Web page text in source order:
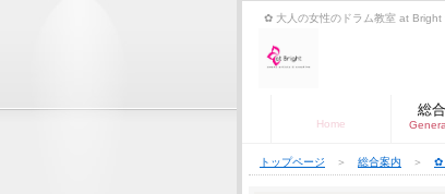
✿ 大人の女性のドラム教室 at Bright
Home
総
トップページ ＞ 総合案内 ＞ ✿